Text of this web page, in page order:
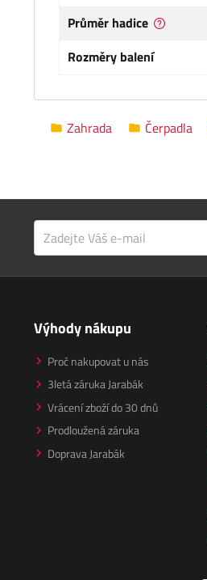
Průměr hadice
Rozměry balení
Zahrada Čerpadla
Výhody nákupu
Proč nakupovat u nás
3letá záruka Jarabák
Vrácení zboží do 30 dnů
Prodloužená záruka
Doprava Jarabák